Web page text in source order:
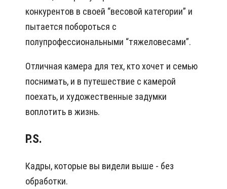
конкурентов в своей “весовой категории” и
пытается побороться с
полупрофессиональными “тяжеловесами”.
Отличная камера для тех, кто хочет и семью
поснимать, и в путешествие с камерой
поехать, и художественные задумки
воплотить в жизнь.
P.S.
Кадры, которые вы видели выше - без
обработки.